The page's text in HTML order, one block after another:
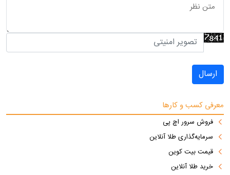
ارسال
معرفی کسب و کارها
فروش سرور اچ پی
سرمایه‌گذاری طلا آنلاین
قیمت بیت کوین
خرید طلا آنلاین